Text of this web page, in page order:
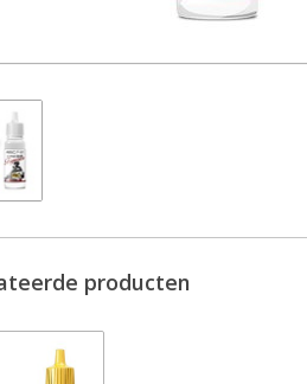
producten